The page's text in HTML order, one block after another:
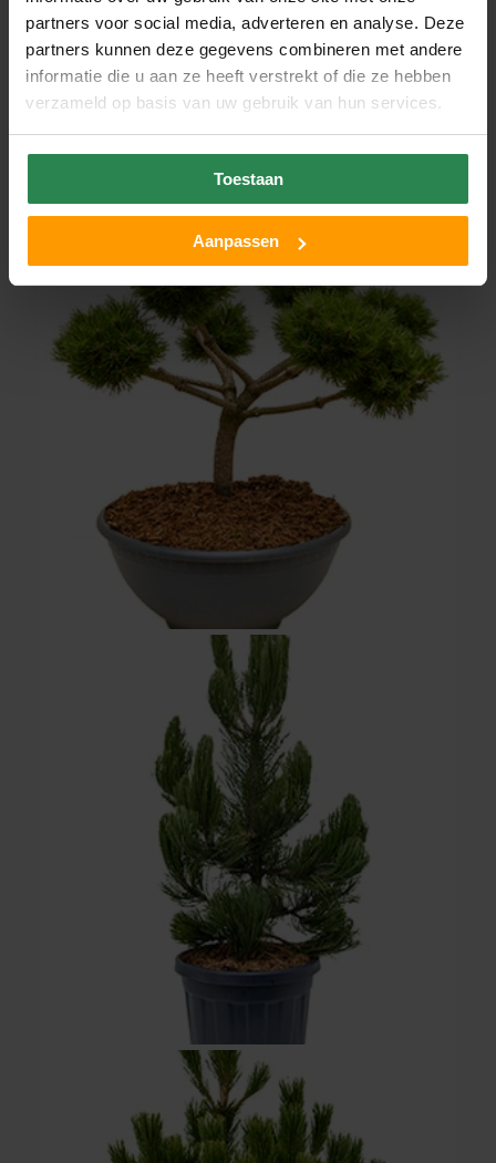
partners voor social media, adverteren en analyse. Deze
partners kunnen deze gegevens combineren met andere
informatie die u aan ze heeft verstrekt of die ze hebben
verzameld op basis van uw gebruik van hun services.
Toestaan
Aanpassen